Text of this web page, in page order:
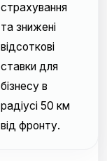
страхування
та знижені
відсоткові
ставки для
бізнесу в
радіусі 50 км
від фронту.